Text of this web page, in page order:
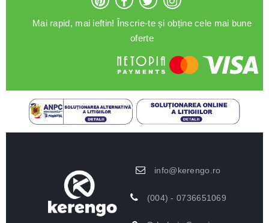
Mai rapid, mai ieftin! Înscrie-te și obține cele mai bune
oferte
info@kerengo.ro
(004) - 0736651069